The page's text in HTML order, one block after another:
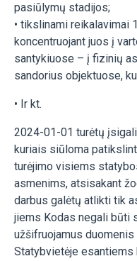
pasiūlymų stadijos;
• tikslinami reikalavimai
koncentruojant juos į
santykiuose – į fizinių
sandorius objektuose,
• Ir kt.
2024-01-01 turėtų
kuriais siūloma
turėjimo visiems
asmenims, atsisakant
darbus galėtų atlikti tik
jiems Kodas negali būti
užšifruojamus
Statybvietėje